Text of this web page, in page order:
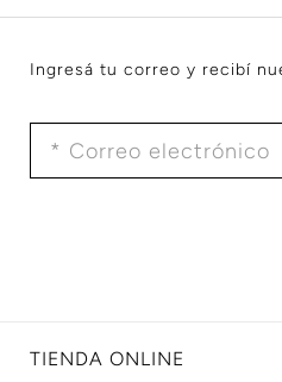
Ingresá tu correo y recibí
TIENDA ONLINE